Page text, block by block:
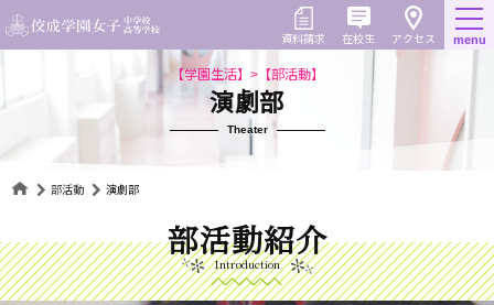
to
content
アクセス
在校生
資料請求 menu
【学園生活】>【部活動】
演劇部
Theater
部活動 演劇部
部活動紹介
Introduction